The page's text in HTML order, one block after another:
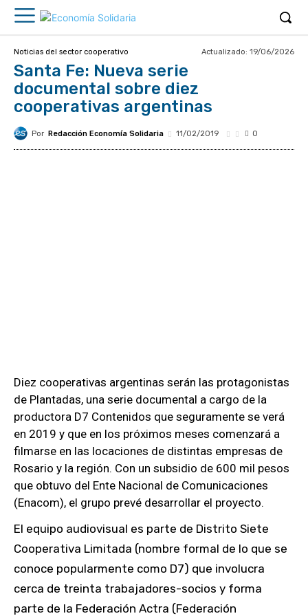
Noticias del sector cooperativo Actualizado: 19/06/2026
Santa Fe: Nueva serie
documental sobre diez
cooperativas argentinas
Por Redacción Economía Solidaria 11/02/2019 0
Diez cooperativas argentinas serán las protagonistas
de Plantadas, una serie documental a cargo de la
productora D7 Contenidos que seguramente se verá
en 2019 y que en los próximos meses comenzará a
filmarse en las locaciones de distintas empresas de
Rosario y la región. Con un subsidio de 600 mil pesos
que obtuvo del Ente Nacional de Comunicaciones
(Enacom), el grupo prevé desarrollar el proyecto.
El equipo audiovisual es parte de Distrito Siete
Cooperativa Limitada (nombre formal de lo que se
conoce popularmente como D7) que involucra
cerca de treinta trabajadores-socios y forma
parte de la Federación Actra (Federación